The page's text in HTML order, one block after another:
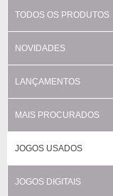
TODOS OS PRODUTOS
NOVIDADES
LANÇAMENTOS
MAIS PROCURADOS
JOGOS USADOS
JOGOS DIGITAIS